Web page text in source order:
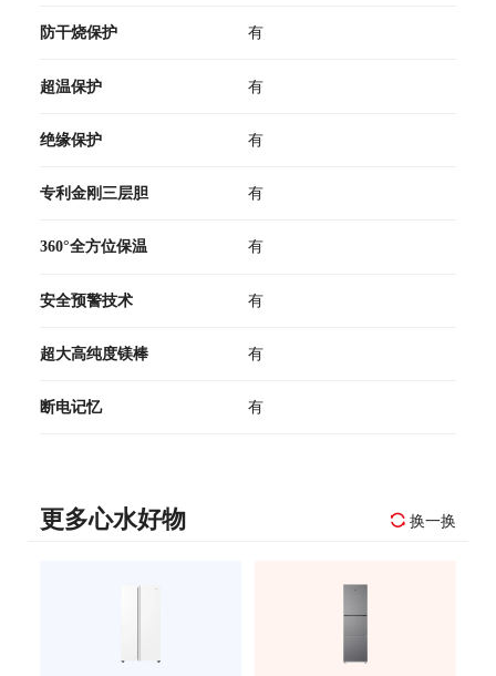
防干烧保护 有
超温保护 有
绝缘保护 有
专利金刚三层胆 有
360°全方位保温 有
安全预警技术 有
超大高纯度镁棒 有
断电记忆 有
更多心水好物 换一换